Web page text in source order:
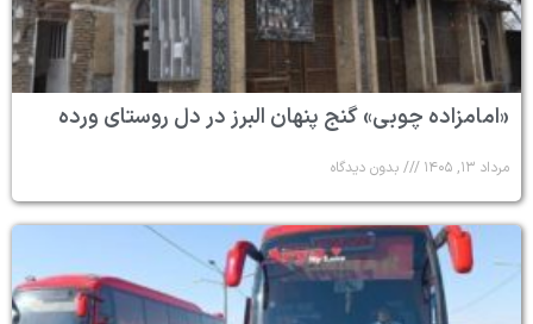
«امامزاده چوبی» گنج پنهان البرز در دل روستای ورده
مرداد ۱۳, ۱۴۰۵ بدون دیدگاه